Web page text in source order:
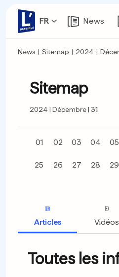
FR News
News | Sitemap | 2024 |
Sitemap
2024 Décembre 31
01 02 03 04 05
25 26 27 28 29
Articles Vidéos
Toutes les